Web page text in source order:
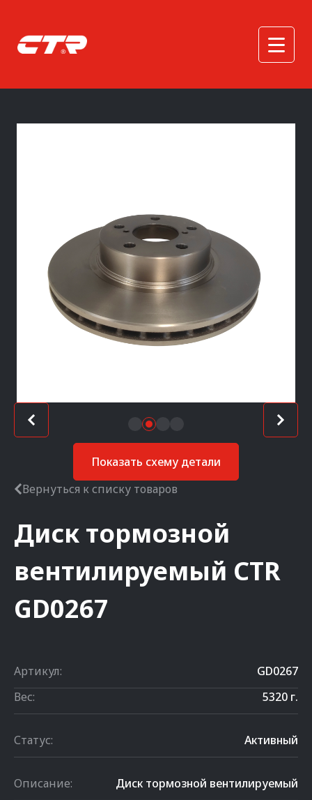
Показать схему детали
Вернуться к списку товаров
Диск тормозной
вентилируемый CTR
GD0267
Артикул:
GD0267
Вес:
5320 г.
Статус: Активный
Описание: Диск тормозной вентилируемый